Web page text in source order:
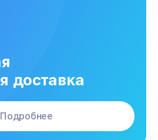
доставка
Подробнее